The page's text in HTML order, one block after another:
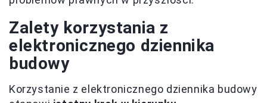
Zalety korzystania z
elektronicznego dziennika
budowy
Korzystanie z elektronicznego dziennika budowy